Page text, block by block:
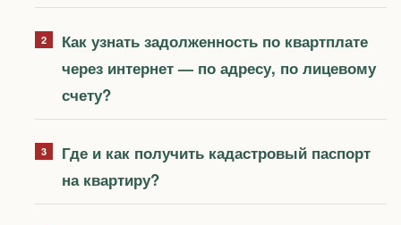
Как узнать задолженность по квартплате
через интернет — по адресу, по лицевому
счету?
Где и как получить кадастровый паспорт
на квартиру?